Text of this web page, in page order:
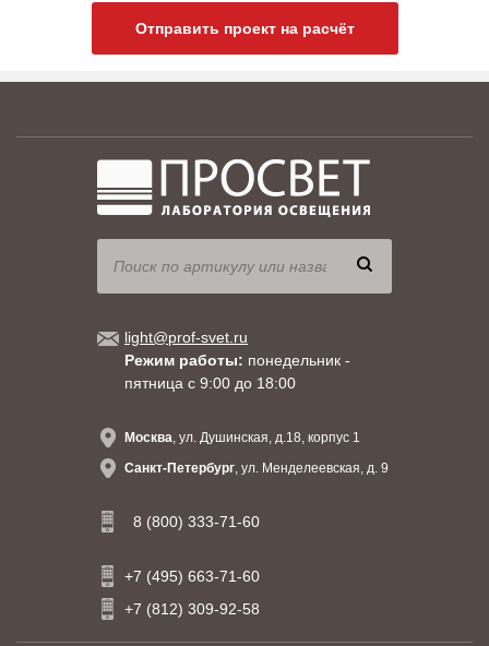
Отправить проект на расчёт
light@prof-svet.ru
Режим работы: понедельник -
пятница с 9:00 до 18:00
Москва, ул. Душинская, д.18, корпус 1
Санкт-Петербург, ул. Менделеевская, д. 9
8 (800) 333-71-60
+7 (495) 663-71-60
+7 (812) 309-92-58